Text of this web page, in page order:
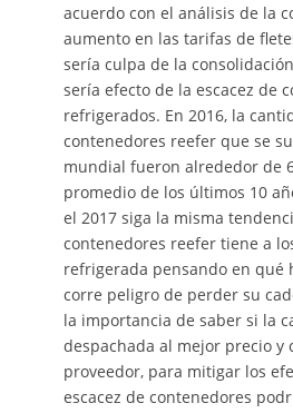
acuerdo con el análisis de la
aumento en las tarifas de
sería culpa de la
sería efecto de la escacez de
refrigerados. En 2016, la
contenedores reefer que se
mundial fueron alrededor de
promedio de los últimos 10
el 2017 siga la misma
contenedores reefer tiene a
refrigerada pensando en qué
corre peligro de perder su
la importancia de saber si la
despachada al mejor precio y
proveedor, para mitigar los
escacez de contenedores